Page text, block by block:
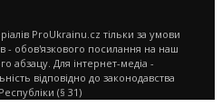
ProUkrainu.cz тільки за умови
- обов'язкового посилання на наш
абзацу. Для інтернет-медіа -
відповідно до законодавства
(§ 31)